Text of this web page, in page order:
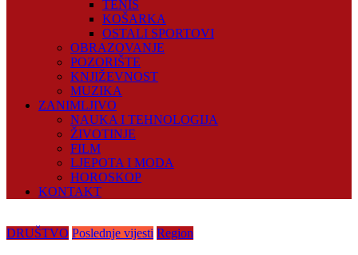
TENIS
KOŠARKA
OSTALI SPORTOVI
OBRAZOVANJE
POZORIŠTE
KNJIŽEVNOST
MUZIKA
ZANIMLJIVO
NAUKA I TEHNOLOGIJA
ŽIVOTINJE
FILM
LJEPOTA I MODA
HOROSKOP
KONTAKT
DRUŠTVO Poslednje vijesti Region